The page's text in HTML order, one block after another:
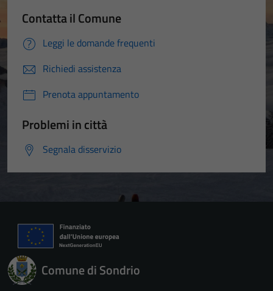
Contatta il Comune
Leggi le domande frequenti
Richiedi assistenza
Prenota appuntamento
Problemi in città
Segnala disservizio
Comune di Sondrio